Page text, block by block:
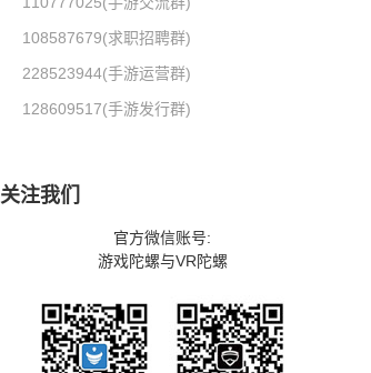
108587679(求职招聘群)
228523944(手游运营群)
128609517(手游发行群)
关注我们
官方微信账号:
游戏陀螺与VR陀螺